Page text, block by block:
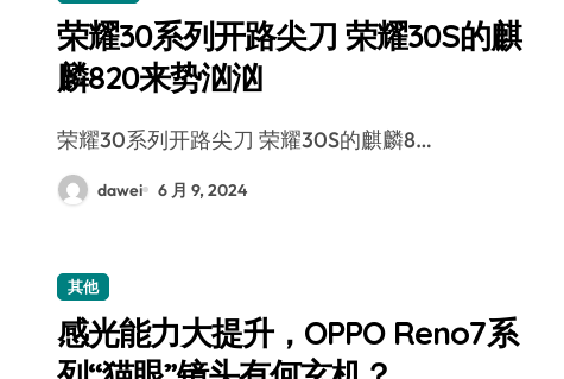
荣耀30系列开路尖刀 荣耀30S的麒
麟820来势汹汹
荣耀30系列开路尖刀 荣耀30S的麒麟8…
dawei 6 月 9, 2024
其他
感光能力大提升，OPPO Reno7系